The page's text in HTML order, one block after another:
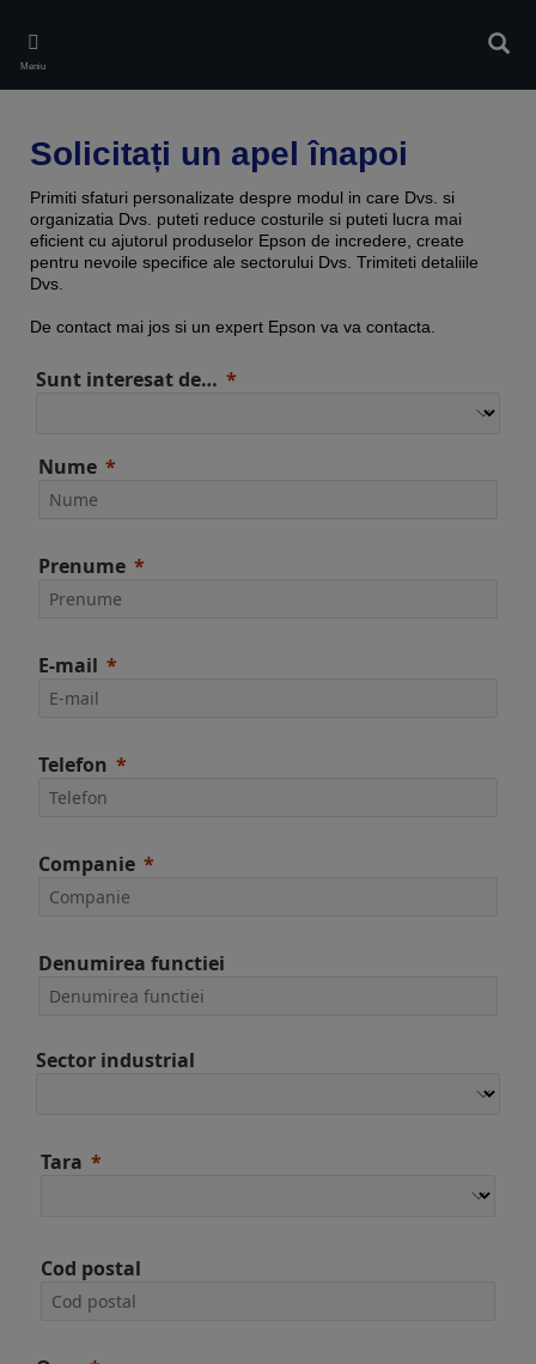
main
content
Meniu
Solicitați un apel înapoi
Primiti sfaturi personalizate despre modul in care Dvs. si
organizatia Dvs. puteti reduce costurile si puteti lucra mai
eficient cu ajutorul produselor Epson de incredere, create
pentru nevoile specifice ale sectorului Dvs. Trimiteti detaliile
Dvs.
De contact mai jos si un expert Epson va va contacta.
Sunt interesat de…
Nume
Prenume
E-mail
Telefon
Companie
Denumirea functiei
Sector industrial
Tara
Cod postal